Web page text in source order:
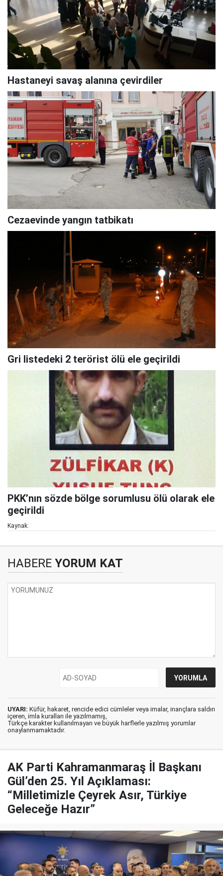
Hastaneyi savaş alanına çevirdiler
Cezaevinde yangın tatbikatı
Gri listedeki 2 terörist ölü ele geçirildi
PKK’nın sözde bölge sorumlusu ölü olarak ele
geçirildi
Kaynak:
HABERE YORUM KAT
UYARI: Küfür, hakaret, rencide edici cümleler veya imalar, inançlara saldırı
içeren, imla kuralları ile yazılmamış,
Türkçe karakter kullanılmayan ve büyük harflerle yazılmış yorumlar
onaylanmamaktadır.
AK Parti Kahramanmaraş İl Başkanı
Gül’den 25. Yıl Açıklaması:
“Milletimizle Çeyrek Asır, Türkiye
Geleceğe Hazır”